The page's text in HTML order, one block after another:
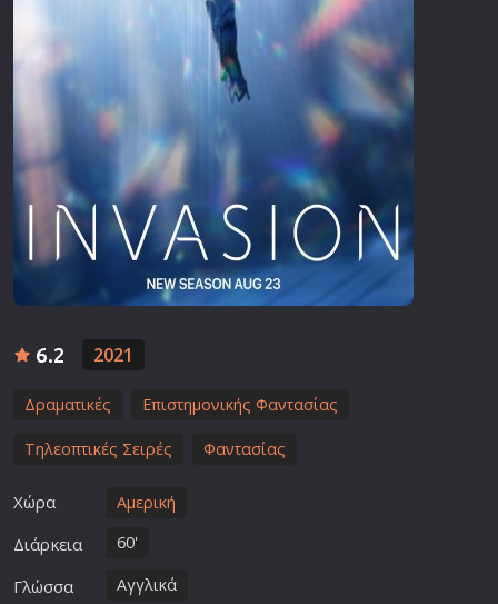
6.2 2021
Δραματικές Επιστημονικής Φαντασίας
Τηλεοπτικές Σειρές Φαντασίας
Χώρα Αμερική
Διάρκεια 60'
Γλώσσα Αγγλικά